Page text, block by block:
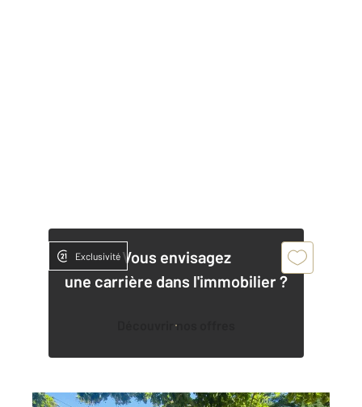
Vous envisagez
une carrière dans l'immobilier ?
Découvrir nos offres
Exclusivité